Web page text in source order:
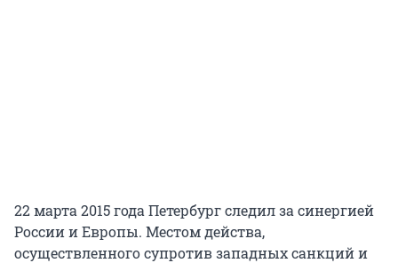
22 марта 2015 года Петербург следил за синергией
России и Европы. Местом действа,
осуществленного супротив западных санкций и